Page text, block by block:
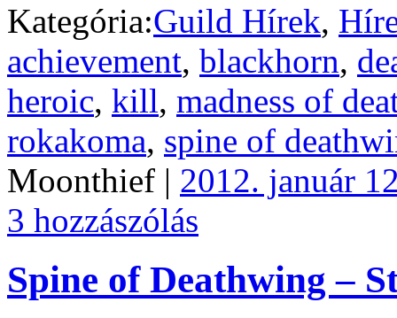
Kategória:Guild Hírek,
achievement, blackhorn,
heroic, kill, madness of
rokakoma, spine of
Moonthief | 2012. január
3 hozzászólás
Spine of Deathwing –